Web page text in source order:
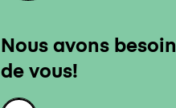
Nous avons besoin
de vous!